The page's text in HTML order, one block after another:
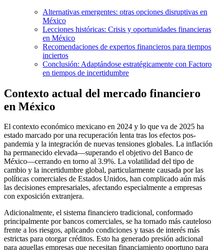
Alternativas emergentes: otras opciones disruptivas en
México
Lecciones históricas: Crisis y oportunidades financieras
en México
Recomendaciones de expertos financieros para tiempos
inciertos
Conclusión: Adaptándose estratégicamente con Factoro
en tiempos de incertidumbre
Contexto actual del mercado financiero
en México
El contexto económico mexicano en 2024 y lo que va de 2025 ha
estado marcado por una recuperación lenta tras los efectos pos-
pandemia y la integración de nuevas tensiones globales. La inflación
ha permanecido elevada—superando el objetivo del Banco de
México—cerrando en torno al 3.9%. La volatilidad del tipo de
cambio y la incertidumbre global, particularmente causada por las
políticas comerciales de Estados Unidos, han complicado aún más
las decisiones empresariales, afectando especialmente a empresas
con exposición extranjera.
Adicionalmente, el sistema financiero tradicional, conformado
principalmente por bancos comerciales, se ha tornado más cauteloso
frente a los riesgos, aplicando condiciones y tasas de interés más
estrictas para otorgar créditos. Esto ha generado presión adicional
para aquellas empresas que necesitan financiamiento oportuno para